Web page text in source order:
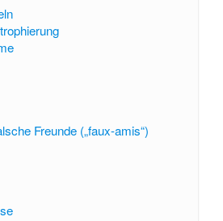
Freunde („faux-amis“)